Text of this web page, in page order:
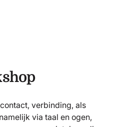
verbinding, als
via taal en ogen,